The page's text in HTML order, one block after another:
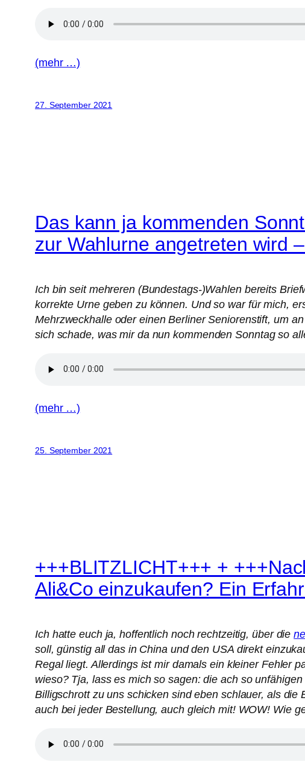
(mehr …)
27. September 2021
Das kann ja kommenden
zur Wahlurne angetreten wird
Ich bin seit mehreren (Bundestags-)Wahlen bereits
korrekte Urne geben zu können. Und so war für mich,
Mehrzweckhalle oder einen Berliner Seniorenstift, um
sich schade, was mir da nun kommenden Sonntag so
(mehr …)
25. September 2021
+++BLITZLICHT+++ +
Ali&Co einzukaufen? Ein
Ich hatte euch ja, hoffentlich noch rechtzeitig, über die
soll, günstig all das in China und den USA direkt
Regal liegt. Allerdings ist mir damals ein kleiner Fehler
wieso? Tja, lass es mich so sagen: die ach so
Billigschrott zu uns schicken sind eben schlauer, als
auch bei jeder Bestellung, auch gleich mit! WOW! Wie